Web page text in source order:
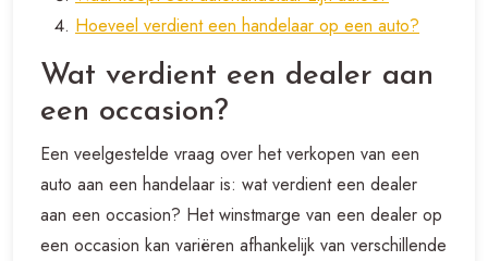
Hoeveel verdient een handelaar op een auto?
Wat verdient een dealer aan
een occasion?
Een veelgestelde vraag over het verkopen van een
auto aan een handelaar is: wat verdient een dealer
aan een occasion? Het winstmarge van een dealer op
een occasion kan variëren afhankelijk van verschillende